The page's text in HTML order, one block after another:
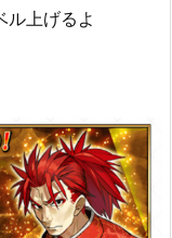
ル上げるよ